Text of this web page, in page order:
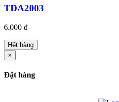
TDA2003
6.000 đ
Hết hàng
×
Đặt hàng